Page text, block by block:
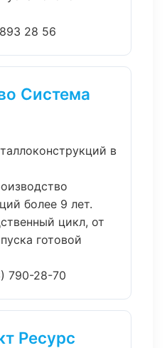
28 56
Система
в
более 9 лет.
цикл, от
готовой
790-28-70
Ресурс